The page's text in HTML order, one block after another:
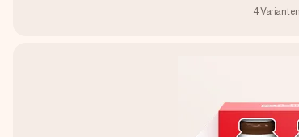
4Varianten